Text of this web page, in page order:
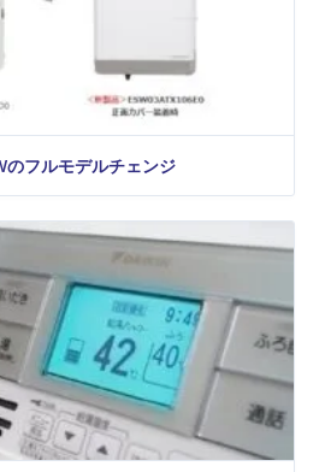
のフルモデルチェンジ